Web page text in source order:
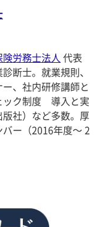
労務士法人 代表
断士。就業規則、
、社内研修講師と
ック制度 導入と実
社）など多数。厚
ー（2016年度～ 2